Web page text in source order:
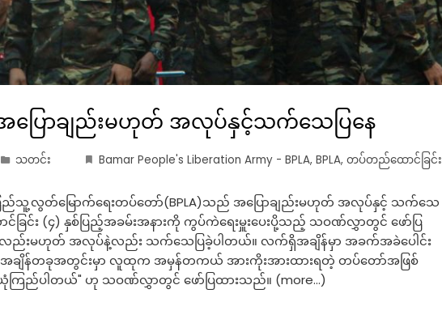
ပြောချည်းမဟုတ် အလုပ်နှင့်သက်သေပြနေ
သတင်း Bamar People's Liberation Army - BPLA, BPLA, တပ်တည်ထောင်ခြင်း
ာပြည်သူ့လွတ်မြောက်ရေးတပ်တော်(BPLA)သည် အပြောချည်းမဟုတ် အလုပ်နှင့် သက်သေ
ခြင်း (၄) နှစ်ပြည့်အခမ်းအနားကို ကွပ်ကဲရေးမှူးပေးပို့သည့် သဝဏ်လွှာတွင် ဖော်ပြ
းလည်းမဟုတ် အလုပ်နဲ့လည်း သက်သေပြခဲ့ပါတယ်။ လက်ရှိအချိန်မှာ အခက်အခဲပေါင်း
ြီး အချိန်တခုအတွင်းမှာ လူထုက အမှန်တကယ် အားကိုးအားထားရတဲ့ တပ်တော်အဖြစ်
ည်ပါတယ်" ဟု သဝဏ်လွှာတွင် ဖော်ပြထားသည်။ (more…)